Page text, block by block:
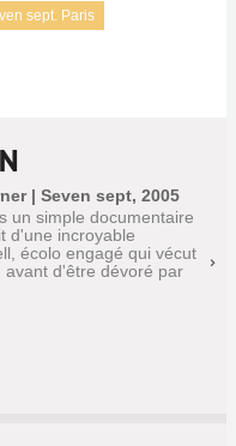
sept. Paris
| Seven sept, 2005
un simple documentaire
d'une incroyable
écolo engagé qui vécut
avant d'être dévoré par